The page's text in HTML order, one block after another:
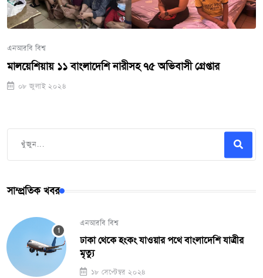
এনআরবি বিশ্ব
মালয়েশিয়ায় ১১ বাংলাদেশি নারীসহ ৭৫ অভিবাসী গ্রেপ্তার
০৮ জুলাই ২০২৪
সাম্প্রতিক খবর
এনআরবি বিশ্ব
ঢাকা থেকে হংকং যাওয়ার পথে বাংলাদেশি যাত্রীর
মৃত্যু
১৮ সেপ্টেম্বর ২০২৪